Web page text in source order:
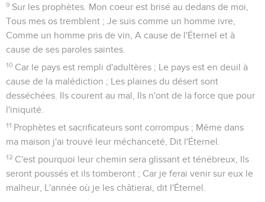
9 Sur les prophètes. Mon coeur est brisé au dedans de moi,
Tous mes os tremblent ; Je suis comme un homme ivre,
Comme un homme pris de vin, A cause de l'Éternel et à
cause de ses paroles saintes.
10 Car le pays est rempli d'adultères ; Le pays est en deuil à
cause de la malédiction ; Les plaines du désert sont
desséchées. Ils courent au mal, Ils n'ont de la force que pour
l'iniquité.
11 Prophètes et sacrificateurs sont corrompus ; Même dans
ma maison j'ai trouvé leur méchanceté, Dit l'Éternel.
12 C'est pourquoi leur chemin sera glissant et ténébreux, Ils
seront poussés et ils tomberont ; Car je ferai venir sur eux le
malheur, L'année où je les châtierai, dit l'Éternel.